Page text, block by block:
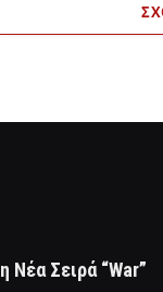
Νέα Σειρά “War”